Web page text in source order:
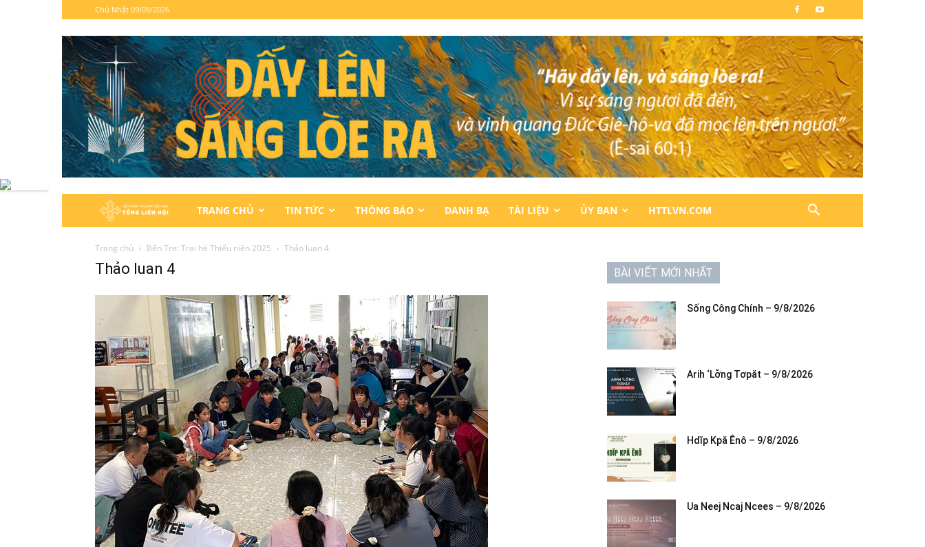
Chủ Nhật 09/08/2026
Hội
Thánh
Lành
Việt
Nam
TRANG CHỦ TIN TỨC THÔNG BÁO DANH BẠ TÀI LIỆU ỦY BAN HTTLVN.COM
Trang chủ Bến Tre: Trại hè Thiếu niên 2025 Thảo luan 4
Thảo luan 4 BÀI VIẾT MỚI NHẤT
Sống Công Chính – 9/8/2026
Arih ‘Lơ̆ng Tơpăt – 9/8/2026
Hdĭp Kpă Ênô – 9/8/2026
Ua Neej Ncaj Ncees – 9/8/2026